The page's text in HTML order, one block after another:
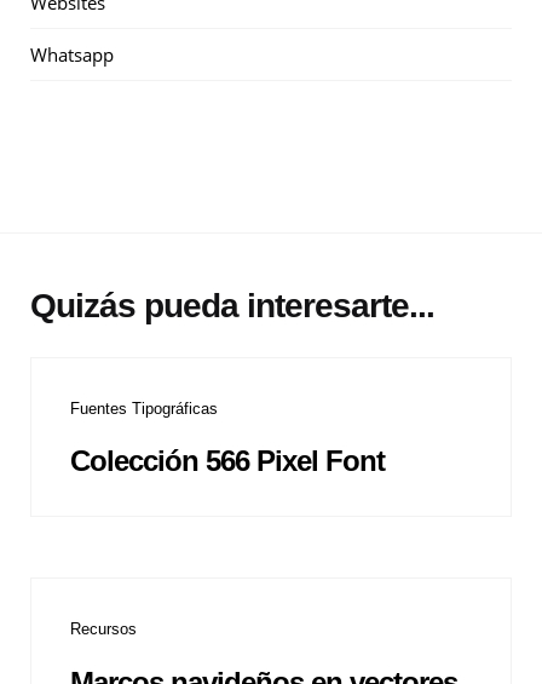
Whatsapp
Quizás pueda interesarte...
Fuentes Tipográficas
Colección 566 Pixel Font
Recursos